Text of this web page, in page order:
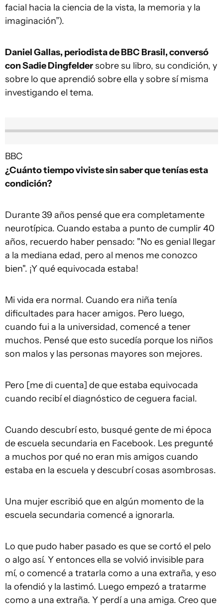
facial hacia la ciencia de la vista, la memoria y la
imaginación”).
Daniel Gallas, periodista de BBC Brasil, conversó
con Sadie Dingfeldersobre su libro, su condición, y
sobre lo que aprendió sobre ella y sobre sí misma
investigando el tema.
BBC
¿Cuánto tiempo viviste sin saber que tenías esta
condición?
Durante 39 años pensé que era completamente
neurotípica. Cuando estaba a punto de cumplir 40
años, recuerdo haber pensado: "No es genial llegar
a la mediana edad, pero al menos me conozco
bien". ¡Y qué equivocada estaba!
Mi vida era normal. Cuando era niña tenía
dificultades para hacer amigos. Pero luego,
cuando fui a la universidad, comencé a tener
muchos. Pensé que esto sucedía porque los niños
son malos y las personas mayores son mejores.
Pero [me di cuenta] de que estaba equivocada
cuando recibí el diagnóstico de ceguera facial.
Cuando descubrí esto, busqué gente de mi época
de escuela secundaria en Facebook. Les pregunté
a muchos por qué no eran mis amigos cuando
estaba en la escuela y descubrí cosas asombrosas.
Una mujer escribió que en algún momento de la
escuela secundaria comencé a ignorarla.
Lo que pudo haber pasado es que se cortó el pelo
o algo así. Y entonces ella se volvió invisible para
mí, o comencé a tratarla como a una extraña, y eso
la ofendió y la lastimó. Luego empezó a tratarme
como a una extraña. Y perdí a una amiga. Creo que